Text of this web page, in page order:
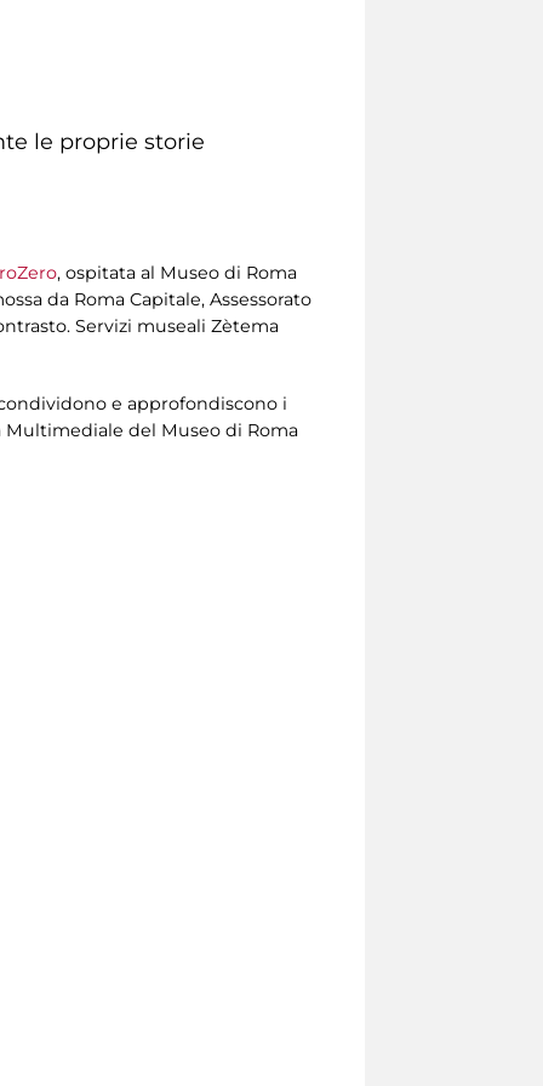
le proprie storie
, ospitata al Museo di Roma
da Roma Capitale, Assessorato
Servizi museali Zètema
e approfondiscono i
del Museo di Roma